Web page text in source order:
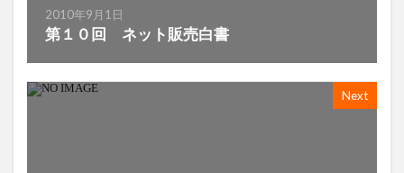
2010年9月1日
第１０回 ネット販売白書
Next